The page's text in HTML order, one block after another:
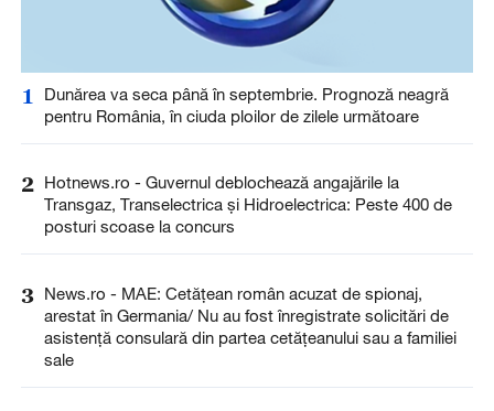
1
Dunărea va seca până în septembrie. Prognoză neagră
pentru România, în ciuda ploilor de zilele următoare
2 Hotnews.ro - Guvernul deblochează angajările la
Transgaz, Transelectrica și Hidroelectrica: Peste 400 de
posturi scoase la concurs
3 News.ro - MAE: Cetăţean român acuzat de spionaj,
arestat în Germania/ Nu au fost înregistrate solicitări de
asistenţă consulară din partea cetăţeanului sau a familiei
sale